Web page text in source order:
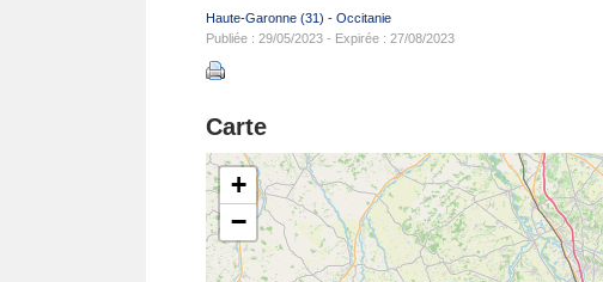
Haute-Garonne (31) - Occitanie
Publiée : 29/05/2023 - Expirée : 27/08/2023
Carte
+
−